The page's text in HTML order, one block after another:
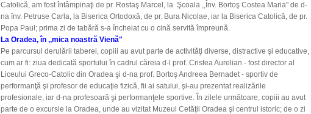
Catolică, am fost întâmpinaţi de pr. Rostaş Marcel, la Şcoala ,,Înv. Bortoş Costea Maria" de d-
na înv. Petruse Carla, la Biserica Ortodoxă, de pr. Bura Nicolae, iar la Biserica Catolică, de pr.
Popa Paul; prima zi de tabără s-a încheiat cu o cină servită împreună.
La Oradea, în ,,mica noastră Vienă"
Pe parcursul derulării taberei, copiii au avut parte de activităţi diverse, distractive şi educative,
cum ar fi: ziua dedicată sportului în cadrul căreia d-l prof. Cristea Aurelian - fost director al
Liceului Greco-Catolic din Oradea şi d-na prof. Bortoş Andreea Bernadet - sportiv de
performanţă şi profesor de educaţie fizică, fii ai satului, şi-au prezentat realizările
profesionale, iar d-na profesoară şi performanţele sportive. În zilele următoare, copiii au avut
parte de o excursie la Oradea, unde au vizitat Muzeul Cetăţii Oradea şi centrul istoric; de o zi